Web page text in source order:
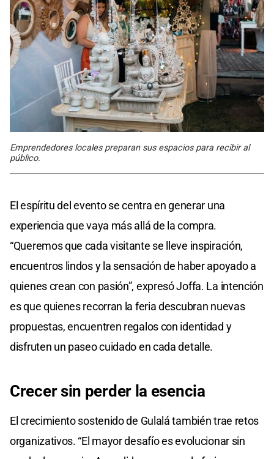
Emprendedores locales preparan sus espacios para recibir al
público.
El espíritu del evento se centra en generar una
experiencia que vaya más allá de la compra.
“Queremos que cada visitante se lleve inspiración,
encuentros lindos y la sensación de haber apoyado a
quienes crean con pasión”, expresó Joffa. La intención
es que quienes recorran la feria descubran nuevas
propuestas, encuentren regalos con identidad y
disfruten un paseo cuidado en cada detalle.
Crecersin perder la esencia
El crecimiento sostenido de Gulalá también trae retos
organizativos. “El mayor desafío es evolucionar sin